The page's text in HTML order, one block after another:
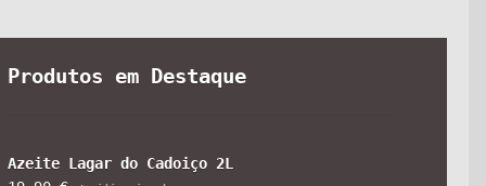
Produtos em Destaque
Azeite Lagar do Cadoiço 2L